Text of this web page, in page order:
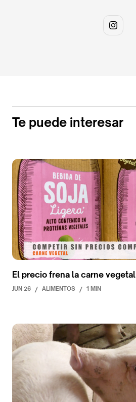
Te puede interesar
El precio frena la carne vegetal
JUN 26 / ALIMENTOS / 1 MIN